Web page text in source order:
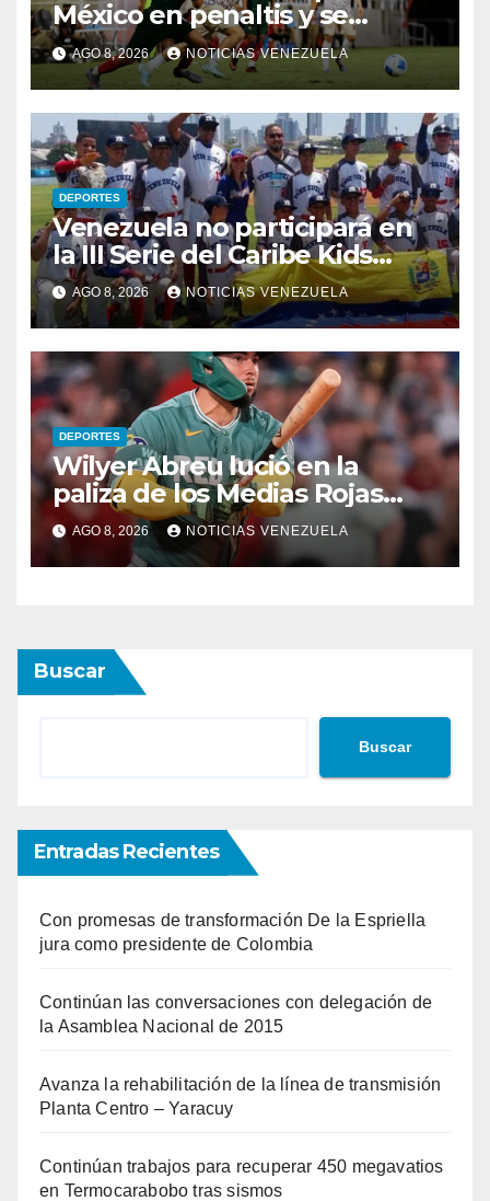
México en penaltis y se
adjudica el oro
AGO 8, 2026 NOTICIAS VENEZUELA
DEPORTES
Venezuela no participará en
la III Serie del Caribe Kids
Nayarit 2026
AGO 8, 2026 NOTICIAS VENEZUELA
DEPORTES
Wilyer Abreu lució en la
paliza de los Medias Rojas
sobre los Atléticos
AGO 8, 2026 NOTICIAS VENEZUELA
Buscar
Buscar
Entradas Recientes
Con promesas de transformación De la Espriella
jura como presidente de Colombia
Continúan las conversaciones con delegación de
la Asamblea Nacional de 2015
Avanza la rehabilitación de la línea de transmisión
Planta Centro – Yaracuy
Continúan trabajos para recuperar 450 megavatios
en Termocarabobo tras sismos